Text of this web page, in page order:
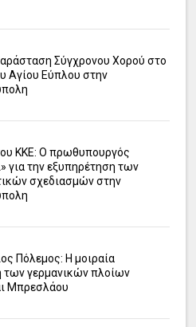
Σύγχρονου Χορού στο
Αγίου Εύπλου στην
ΚΚΕ: Ο πρωθυπουργός
για την εξυπηρέτηση των
σχεδιασμών στην
Πόλεμος: Η μοιραία
των γερμανικών πλοίων
Μπρεσλάου